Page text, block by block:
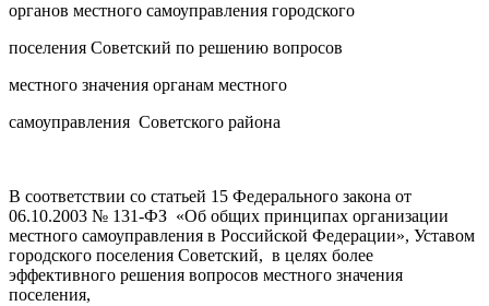
органов местного самоуправления городского
поселения Советский по решению вопросов
местного значения органам местного
самоуправления Советского района
В соответствии со статьей 15 Федерального закона от
06.10.2003 № 131-ФЗ «Об общих принципах организации
местного самоуправления в Российской Федерации», Уставом
городского поселения Советский, в целях более
эффективного решения вопросов местного значения
поселения,